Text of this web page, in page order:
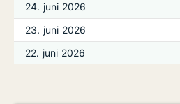
24. juni 2026
23. juni 2026
22. juni 2026